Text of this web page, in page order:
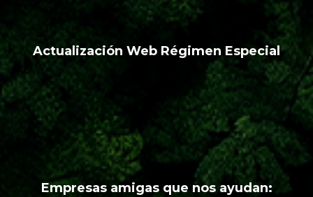
Actualización Web Régimen Especial
Empresas amigas que nos ayudan: